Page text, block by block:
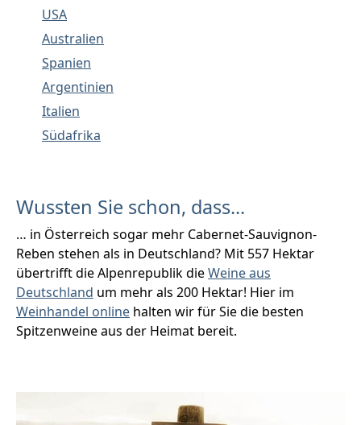
USA
Australien
Spanien
Argentinien
Italien
Südafrika
Wussten Sie schon, dass...
… in Österreich sogar mehr Cabernet-Sauvignon-
Reben stehen als in Deutschland? Mit 557 Hektar
übertrifft die Alpenrepublik dieWeine aus
Deutschland um mehr als 200 Hektar! Hier im
Weinhandel online halten wir für Sie die besten
Spitzenweine aus der Heimat bereit.